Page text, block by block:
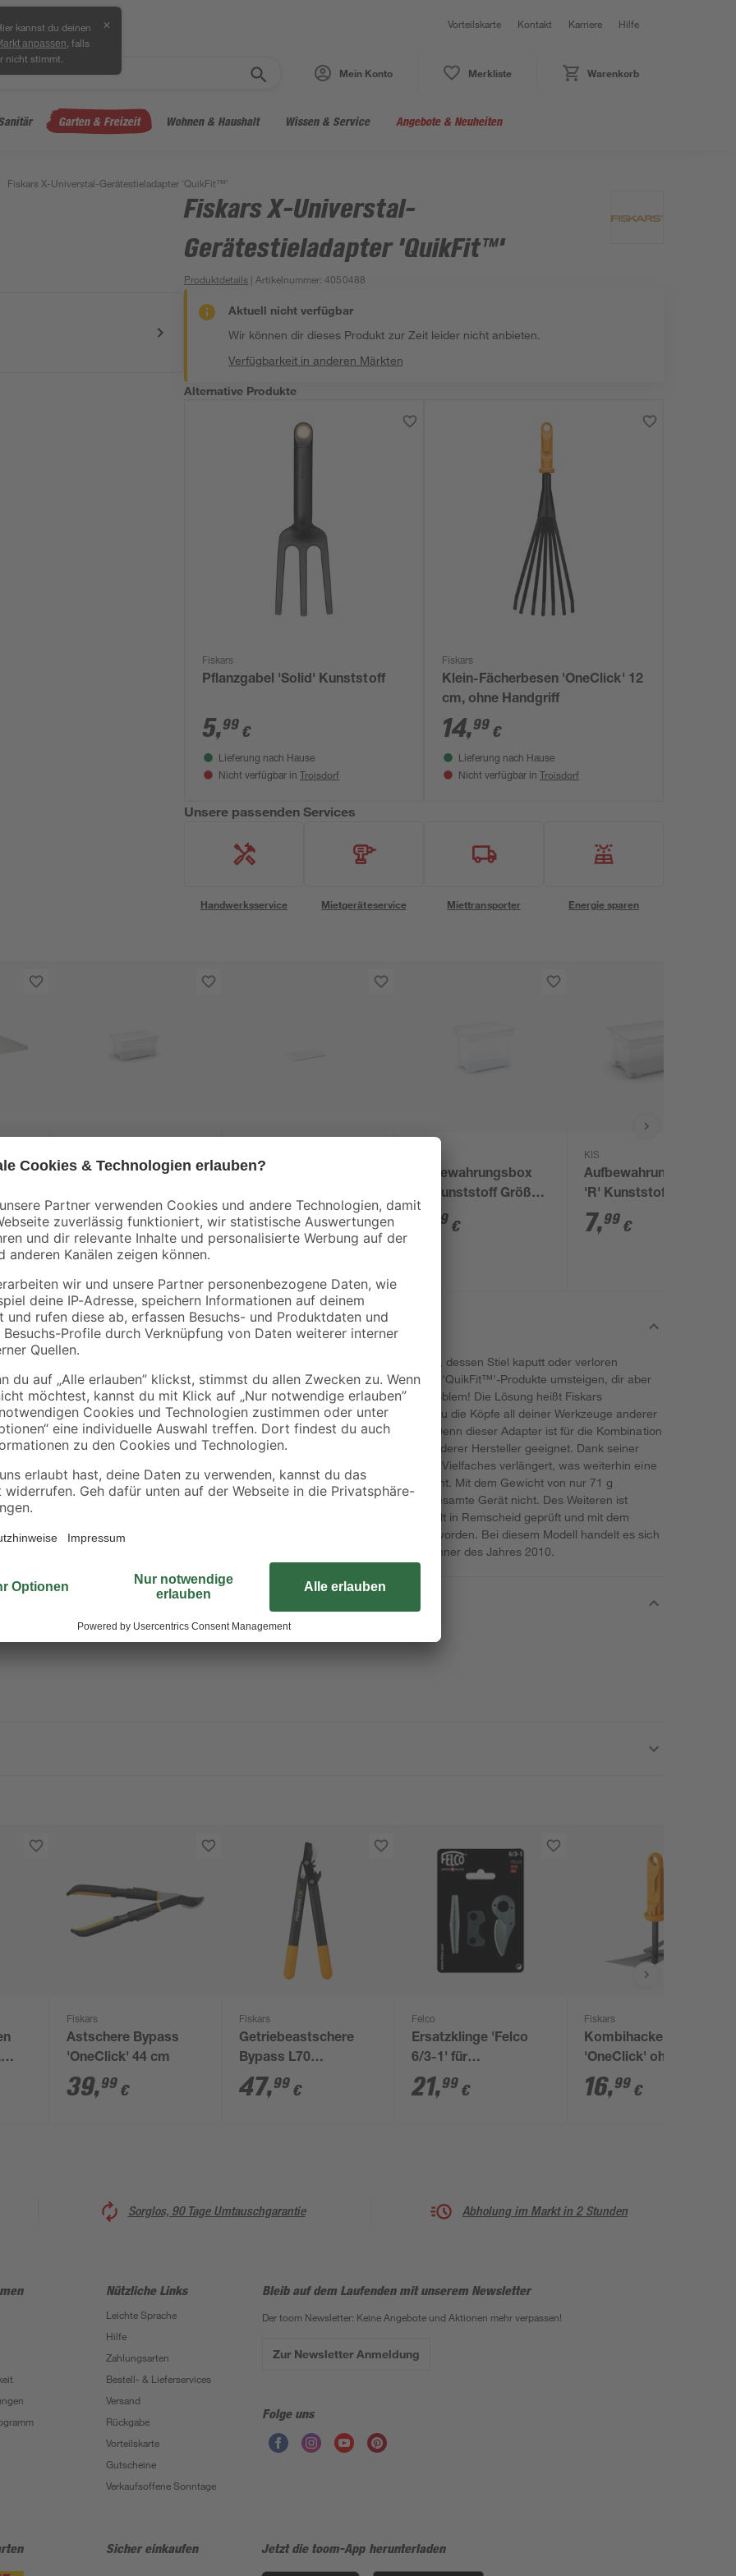
kannst du deinen
anpassen , falls
nicht stimmt.
✕ Vorteilskarte Kontakt Karriere Hilfe
Mein Konto Merkliste Warenkorb
Garten & Freizeit Wohnen & Haushalt Wissen & Service Angebote & Neuheiten
Fiskars X-Universtal-Gerätestieladapter 'QuikFit™'
Fiskars X-Universtal-
Gerätestieladapter 'QuikFit™'
Produktdetails | Artikelnummer:4050488
Aktuell nicht verfügbar
Wir können dir dieses Produkt zur Zeit leider nicht anbieten.
Verfügbarkeit in anderen Märkten
Alternative Produkte
Fiskars
Pflanzgabel 'Solid' Kunststoff
5,99 €
Lieferung nach Hause
Nicht verfügbar in Troisdorf
Fiskars
Klein-Fächerbesen 'OneClick' 12
cm, ohne Handgriff
14,99 €
Lieferung nach Hause
Nicht verfügbar in Troisdorf
Unsere passenden Services
Handwerksservice Mietgeräteservice Miettransporter Energie sparen
Aufbewahrungsbox
XS 11 Liter 37 x 25,5 x
17 cm
2,99€
Deckel 'R-Box' XS/S
1,49 €
Aufbewahrungsbox
'R' Kunststoff Größe
S 17 Liter 37 x 26,5 x
25,5 cm
29 €
KIS
Aufbewahrungsbox
'R' Kunststoff Größe
L 40 Liter 56,5 x 38 x
26 cm
7,99 €
anderer Hersteller
Du besitzt ein Produkt eines anderen Herstellers, dessen Stiel kaputt oder verloren
gegangen ist? Oder möchtest du auf die Fiskars 'QuikFit™'-Produkte umsteigen, dir aber
nicht alle Köpfe auf einmal neu kaufen? Kein Problem! Die Lösung heißt Fiskars
'QuikFit™'-Adapter. Mit diesem Produkt kannst du die Köpfe all deiner Werkzeuge anderer
Hersteller auch mit den Fiskars-Stielen nutzen. Denn dieser Adapter ist für die Kombination
von einem 'QuikFit™'-Stiel und Geräteköpfen anderer Hersteller geeignet. Dank seiner
Länge von nur 17 cm wird der Stiel nicht um ein Vielfaches verlängert, was weiterhin eine
praktische und komfortable Benutzung ermöglicht. Mit dem Gewicht von nur 71 g
erschwert der Fiskars 'QuikFit™'-Adapter das gesamte Gerät nicht. Des Weiteren ist
dieses Produkt von der Versuchs- und Prüfanstalt in Remscheid geprüft und mit dem
Gütesiegel “Sicherheit Geprüft” ausgezeichnet worden. Bei diesem Modell handelt es sich
außerdem um den Red Dot Design Award Gewinner des Jahres 2010.
Fiskars
Astschere Bypass
'OneClick' 44 cm
39,99 €
Fiskars
Getriebeastschere
Bypass L70
'PowerGear™ II' 45
cm
47,99 €
Felco
Ersatzklinge 'Felco
6/3-1' für
Gartenschere
21,99 €
Fiskars
Kombihacke
'OneClick' ohne Stiel
13,3 cm
16,99 €
Sorglos, 90 Tage Umtauschgarantie Abholung im Markt in 2 Stunden
Nützliche Links
Leichte Sprache
Hilfe
Zahlungsarten
Bestell- & Lieferservices
Versand
Rückgabe
Vorteilskarte
Gutscheine
Verkaufsoffene Sonntage
Bleib auf dem Laufenden mit unserem Newsletter
Der toom Newsletter: Keine Angebote und Aktionen mehr verpassen!
Zur Newsletter Anmeldung
Folge uns
Sicher einkaufen Jetzt die toom-App herunterladen